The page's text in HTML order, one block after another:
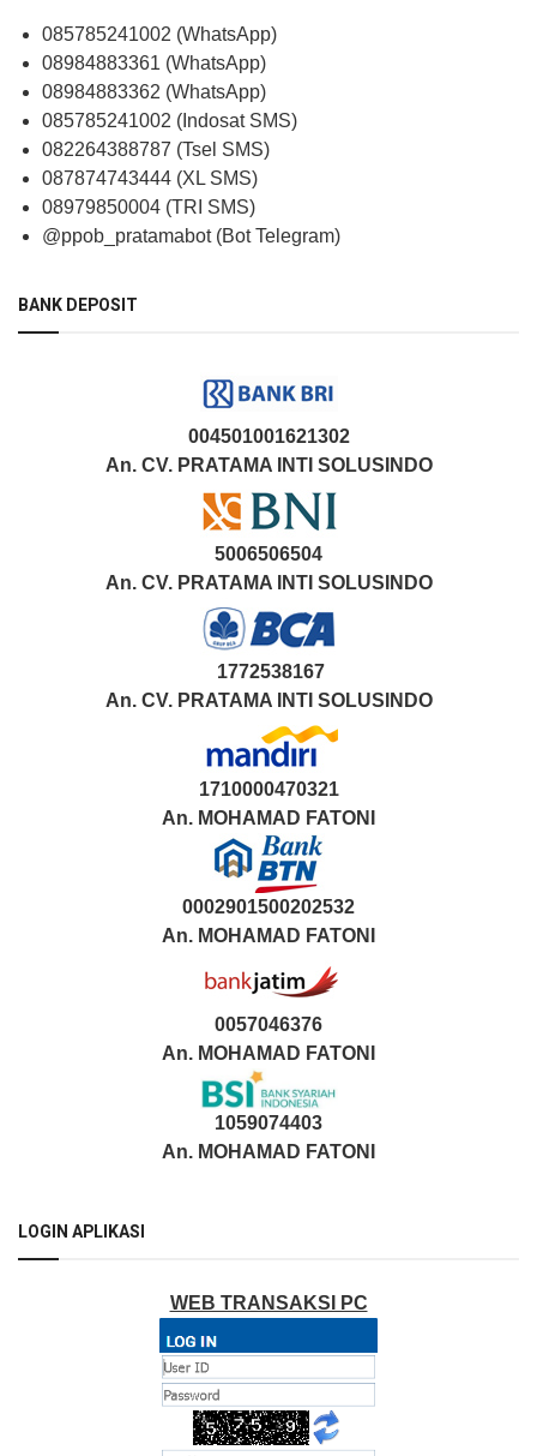
085785241002 (WhatsApp)
08984883361 (WhatsApp)
08984883362 (WhatsApp)
085785241002 (Indosat SMS)
082264388787 (Tsel SMS)
087874743444 (XL SMS)
08979850004 (TRI SMS)
@ppob_pratamabot (Bot Telegram)
BANK DEPOSIT
004501001621302
An. CV. PRATAMA INTI SOLUSINDO
5006506504
An. CV. PRATAMA INTI SOLUSINDO
1772538167
An. CV. PRATAMA INTI SOLUSINDO
1710000470321
An. MOHAMAD FATONI
0002901500202532
An. MOHAMAD FATONI
0057046376
An. MOHAMAD FATONI
1059074403
An. MOHAMAD FATONI
LOGIN APLIKASI
WEB TRANSAKSI PC